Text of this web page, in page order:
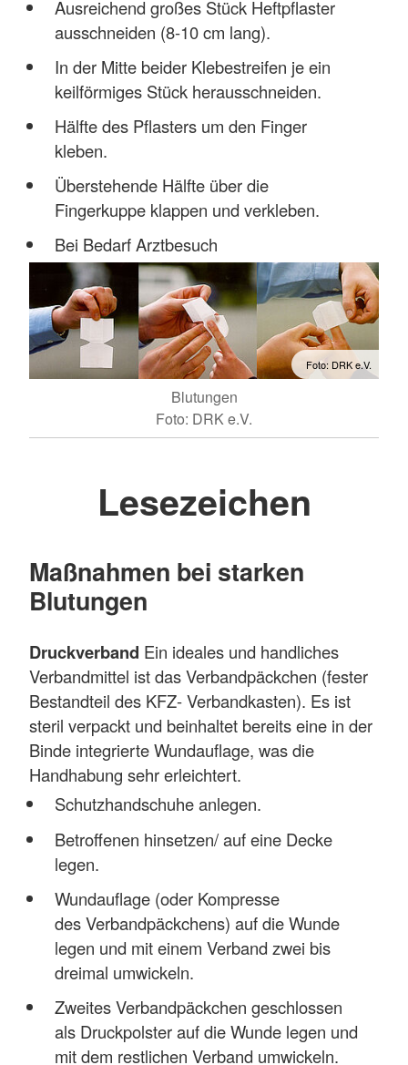
Foto: DRK e.V.
Blutungen
Foto: DRK e.V.
Ausreichend großes Stück Heftpflaster
ausschneiden (8-10 cm lang).
In der Mitte beider Klebestreifen je ein
keilförmiges Stück herausschneiden.
Hälfte des Pflasters um den Finger
kleben.
Überstehende Hälfte über die
Fingerkuppe klappen und verkleben.
Bei Bedarf Arztbesuch
Lesezeichen
Maßnahmen bei starken
Blutungen
Druckverband Ein ideales und handliches
Verbandmittel ist das Verbandpäckchen (fester
Bestandteil des KFZ- Verbandkasten). Es ist
steril verpackt und beinhaltet bereits eine in der
Binde integrierte Wundauflage, was die
Handhabung sehr erleichtert.
Schutzhandschuhe anlegen.
Betroffenen hinsetzen/ auf eine Decke
legen.
Wundauflage (oder Kompresse
des Verbandpäckchens) auf die Wunde
legen und mit einem Verband zwei bis
dreimal umwickeln.
Zweites Verbandpäckchen geschlossen
als Druckpolster auf die Wunde legen und
mit dem restlichen Verband umwickeln.